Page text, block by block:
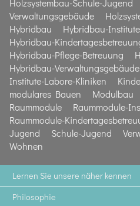
Verwaltungsgebäude
Hybridbau
Hybridbau-
Hybridbau-
Hybridbau-Pflege-Betreuung
Hybridbau-Verwaltungsgebäude
Institute-Labore-Kliniken
modulares Bauen
Modulbau
Raummodule
Raummodule-
Raummodule-
Jugend
Schule-Jugend
Wohnen
Lernen Sie unsere näher kennen
Philosophie